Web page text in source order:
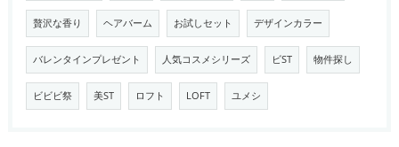
贅沢な香り ヘアバーム お試しセット デザインカラー
バレンタインプレゼント 人気コスメシリーズ ビST 物件探し
ビビビ祭 美ST ロフト LOFT ユメシ